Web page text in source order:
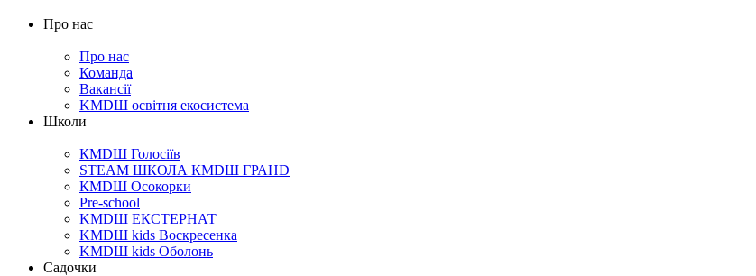
Про нас
Про нас
Команда
Вакансії
KMDШ освітня екосистема
Школи
КМDШ Голосіїв
STEAM ШКОЛА КМDШ ГРАНD
КМDШ Осокорки
Pre-school
KMDШ ЕКСТЕРНАТ
KMDШ kids Воскресенка
KMDШ kids Оболонь
Садочки